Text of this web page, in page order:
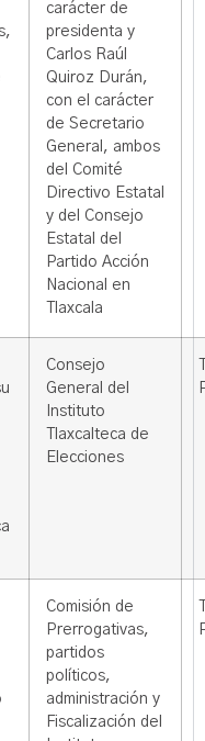
carácter de
presidenta y
Carlos Raúl
Quiroz Durán,
con el carácter
de Secretario
General, ambos
del Comité
Directivo Estatal
y del Consejo
Estatal del
Partido Acción
Nacional en
Tlaxcala
Consejo
General del
Instituto
Tlaxcalteca de
Elecciones
Comisión de
Prerrogativas,
partidos
políticos,
administración y
Fiscalización del